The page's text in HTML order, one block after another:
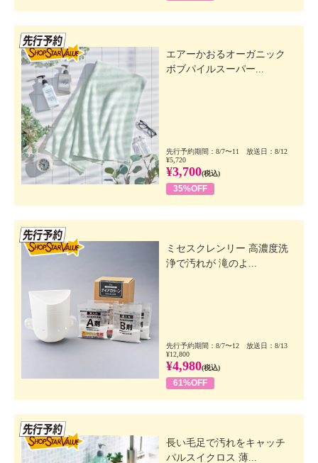
エアーかおるオーガニック
ボブパイルスーパー...
先行予約期間：8/7〜11 放送日：8/12
¥5,720
¥3,700(税込)
35%OFF
ミセスクレンリー 高濃度洗
浄で汚れが 滝のよ...
先行予約期間：8/7〜12 放送日：8/13
¥12,800
¥4,980(税込)
61%OFF
長い毛足で汚れをキャッチ
パルスイクロス 薄...